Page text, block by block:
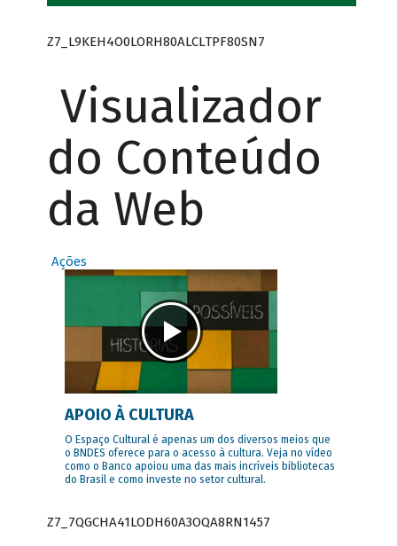
Z7_L9KEH4O0LORH80ALCLTPF80SN7
Visualizador
do Conteúdo
da Web
Ações
APOIO À CULTURA
O Espaço Cultural é apenas um dos diversos meios que
o BNDES oferece para o acesso à cultura. Veja no vídeo
como o Banco apoiou uma das mais incríveis bibliotecas
do Brasil e como investe no setor cultural.
Z7_7QGCHA41LODH60A3OQA8RN1457